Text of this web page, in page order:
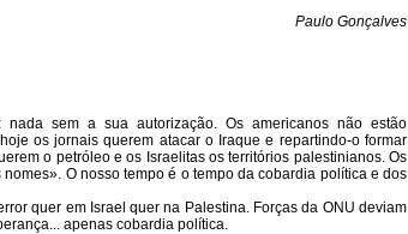
Paulo Gonçalves
sem a sua autorização. Os americanos não estão
os jornais querem atacar o Iraque e repartindo-o formar
o petróleo e os Israelitas os territórios palestinianos. Os
O nosso tempo é o tempo da cobardia política e dos
quer em Israel quer na Palestina. Forças da ONU deviam
apenas cobardia política.